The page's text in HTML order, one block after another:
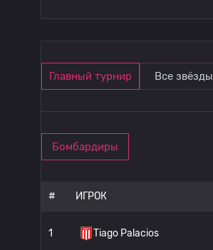
Главный турнир Все звёзды
Бомбардиры
# ИГРОК
1 Tiago Palacios